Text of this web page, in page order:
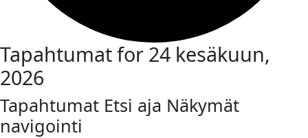
Tapahtumat for 24 kesäkuun,
2026
Tapahtumat Etsi aja Näkymät
navigointi